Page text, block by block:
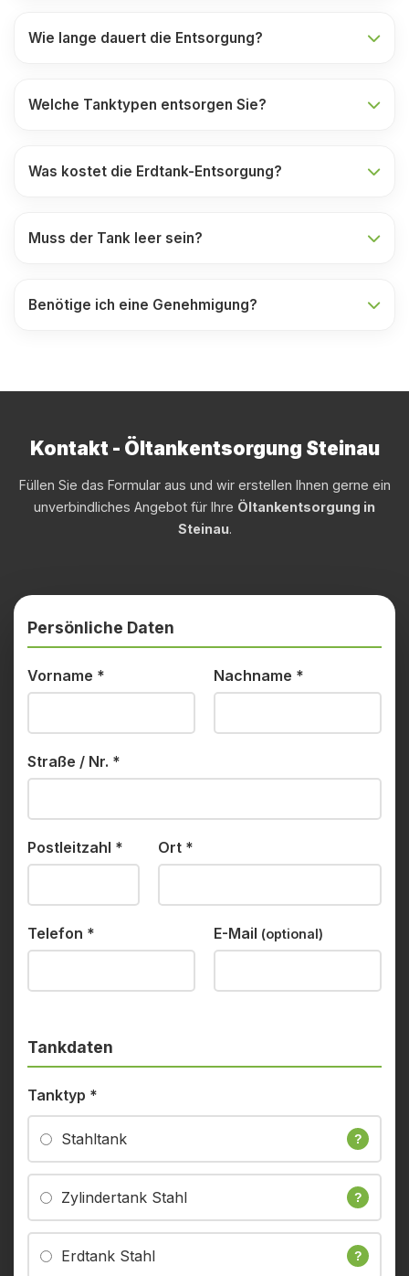
Wie lange dauert die Entsorgung?
Welche Tanktypen entsorgen Sie?
Was kostet die Erdtank-Entsorgung?
Muss der Tank leer sein?
Benötige ich eine Genehmigung?
Kontakt - Öltankentsorgung Steinau
Füllen Sie das Formular aus und wir erstellen Ihnen gerne ein
unverbindliches Angebot für Ihre Öltankentsorgung in
Steinau.
Persönliche Daten
Vorname * Nachname *
Straße / Nr. *
Postleitzahl * Ort *
Telefon * E-Mail (optional)
Tankdaten
Tanktyp *
Stahltank ?
Zylindertank Stahl ?
Erdtank Stahl ?